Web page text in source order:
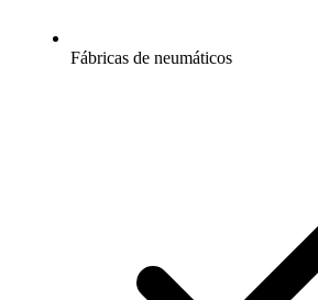
Fábricas de neumáticos